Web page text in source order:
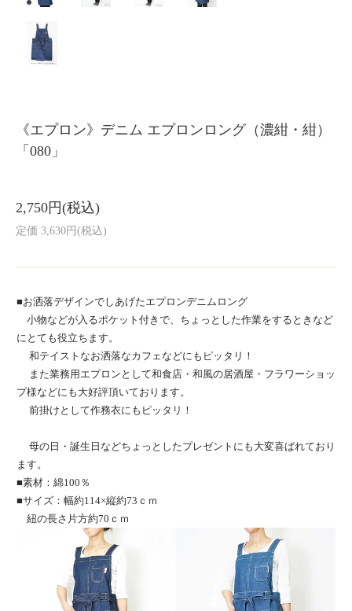
《エプロン》デニム エプロンロング（濃紺・紺）
「080」
2,750円(税込)
定価 3,630円(税込)
■お洒落デザインでしあげたエプロンデニムロング
小物などが入るポケット付きで、ちょっとした作業をするときなど
にとても役立ちます。
和テイストなお洒落なカフェなどにもピッタリ！
また業務用エプロンとして和食店・和風の居酒屋・フラワーショッ
プ様などにも大好評頂いております。
前掛けとして作務衣にもピッタリ！
母の日・誕生日などちょっとしたプレゼントにも大変喜ばれており
ます。
■素材：綿100％
■サイズ：幅約114×縦約73ｃｍ
紐の長さ片方約70ｃｍ